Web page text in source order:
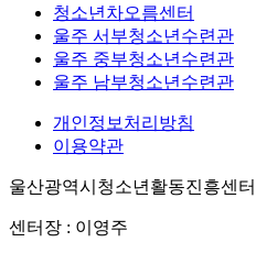
청소년차오름센터
울주 서부청소년수련관
울주 중부청소년수련관
울주 남부청소년수련관
개인정보처리방침
이용약관
울산광역시청소년활동진흥센터
센터장 : 이영주